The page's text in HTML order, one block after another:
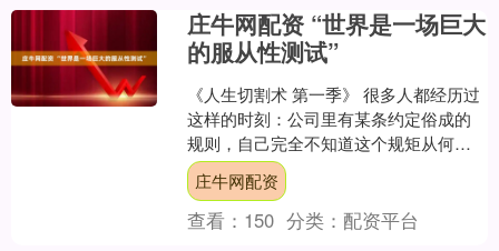
庄牛网配资 “世界是一场巨大
的服从性测试”
《人生切割术 第一季》 很多人都经历过
这样的时刻：公司里有某条约定俗成的
规则，自己完全不知道这个规矩从何而
来，甚至会在心里质疑规则的合理性，
但回到现实，却还是本....
庄牛网配资
查看： 150 分类： 配资平台